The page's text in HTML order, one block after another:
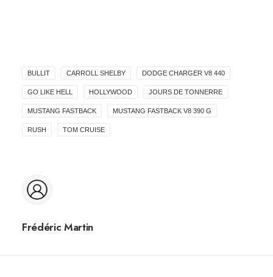
BULLIT CARROLL SHELBY DODGE CHARGER V8 440
GO LIKE HELL HOLLYWOOD JOURS DE TONNERRE
MUSTANG FASTBACK MUSTANG FASTBACK V8 390 G
RUSH TOM CRUISE
Frédéric Martin